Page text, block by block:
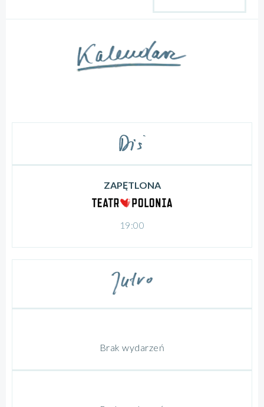
ZAPĘTLONA
19:00
Brak wydarzeń